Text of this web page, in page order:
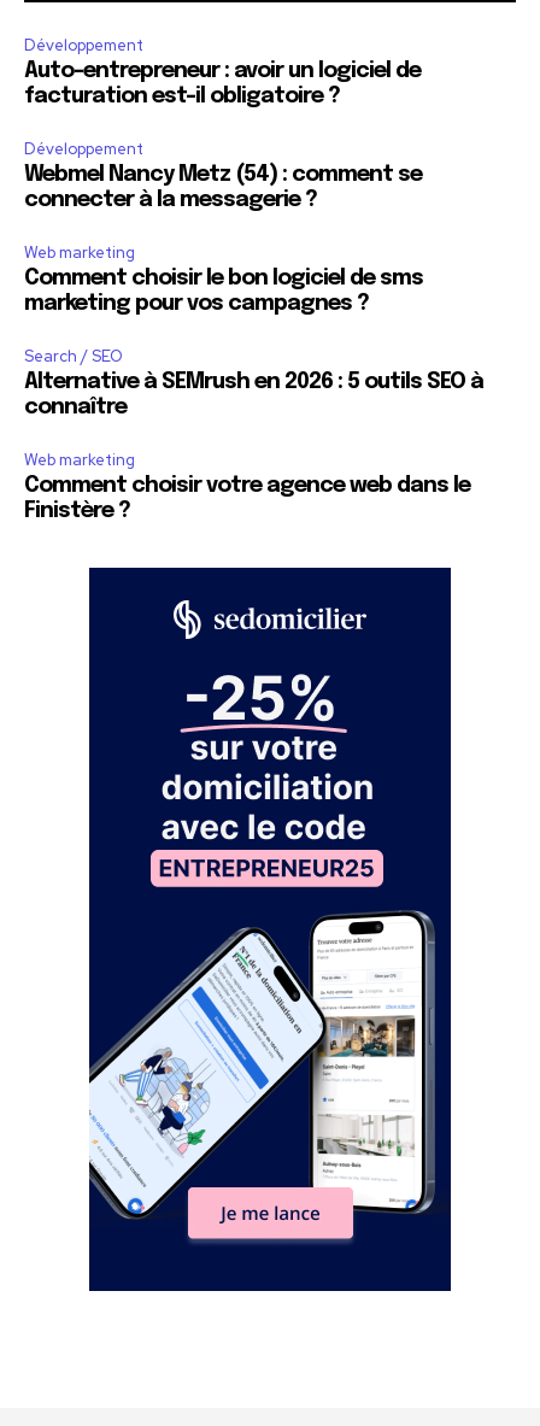
Développement
Auto-entrepreneur : avoir un logiciel de
facturation est-il obligatoire ?
Développement
Webmel Nancy Metz (54) : comment se
connecter à la messagerie ?
Web marketing
Comment choisir le bon logiciel de sms
marketing pour vos campagnes ?
Search / SEO
Alternative à SEMrush en 2026 : 5 outils SEO à
connaître
Web marketing
Comment choisir votre agence web dans le
Finistère ?